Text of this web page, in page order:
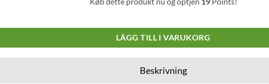
LÄGG TILL I VARUKORG
Beskrivning